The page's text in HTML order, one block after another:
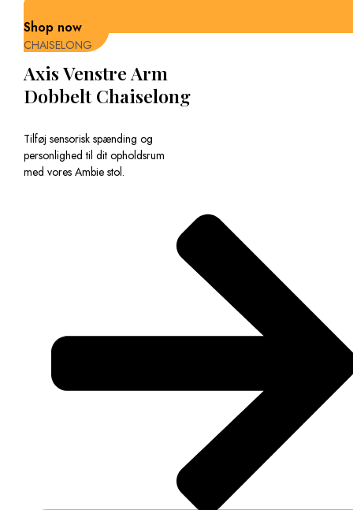
Shop now
CHAISELONG
Axis Venstre Arm
Dobbelt Chaiselong
Tilføj sensorisk spænding og
personlighed til dit opholdsrum
med vores Ambie stol.